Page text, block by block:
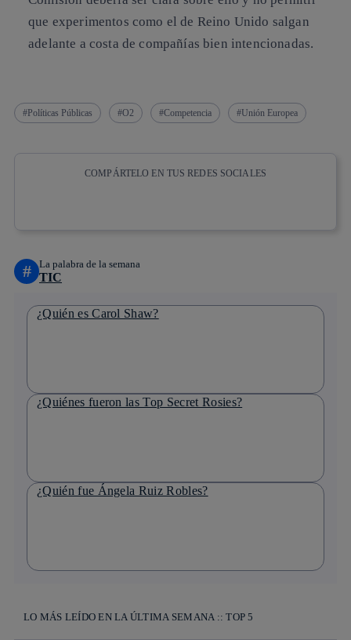
que experimentos como el de Reino Unido salgan
adelante a costa de compañías bien intencionadas.
Políticas Públicas O2 Competencia Unión Europea
COMPÁRTELO EN TUS REDES SOCIALES
# La palabra de la semana
TIC
¿Quién es Carol Shaw?
¿Quiénes fueron las Top Secret Rosies?
¿Quién fue Ángela Ruiz Robles?
LO MÁS LEÍDO EN LA ÚLTIMA SEMANA :: TOP 5